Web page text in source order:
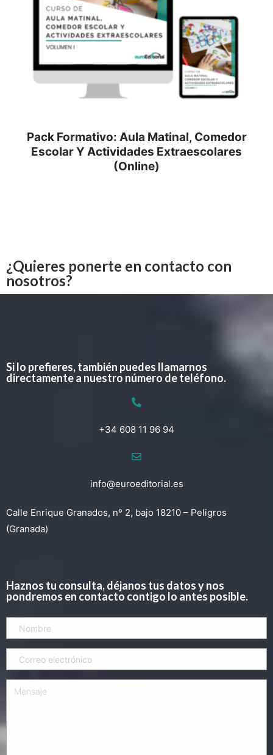
Pack Formativo: Aula Matinal, Comedor
Escolar Y Actividades Extraescolares
(Online)
¿Quieres ponerte en contacto con
nosotros?
Si lo prefieres, también puedes llamarnos
directamente a nuestro número de teléfono.
+34 608 11 96 94
info@euroeditorial.es
Calle Enrique Granados, nº 2, bajo 18210 – Peligros
(Granada)
Haznos tu consulta, déjanos tus datos y nos
pondremos en contacto contigo lo antes posible.